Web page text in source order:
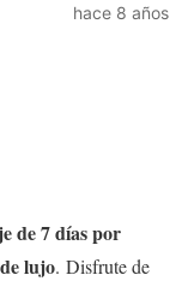
hace 8 años
de 7 días por
lujo. Disfrute de